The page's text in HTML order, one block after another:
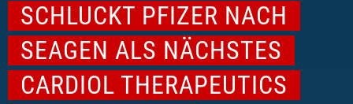
SCHLUCKT PFIZER NACH
SEAGEN ALS NÄCHSTES
CARDIOL THERAPEUTICS